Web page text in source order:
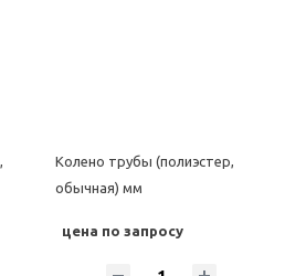
Колено трубы (полиэстер,
обычная) мм
цена по запросу